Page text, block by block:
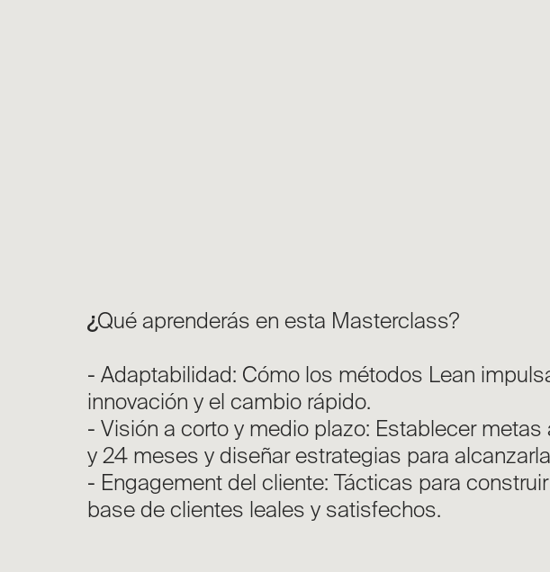
¿Qué aprenderás en esta Masterclass?
- Adaptabilidad: Cómo los métodos Lean
innovación y el cambio rápido.
- Visión a corto y medio plazo: Establecer metas
y 24 meses y diseñar estrategias para
- Engagement del cliente: Tácticas para
base de clientes leales y satisfechos.